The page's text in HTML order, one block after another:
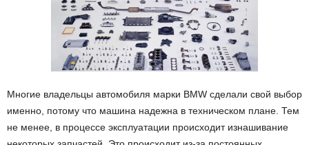
Многие владельцы автомобиля марки BMW сделали свой выбор
именно, потому что машина надежна в техническом плане. Тем
не менее, в процессе эксплуатации происходит изнашивание